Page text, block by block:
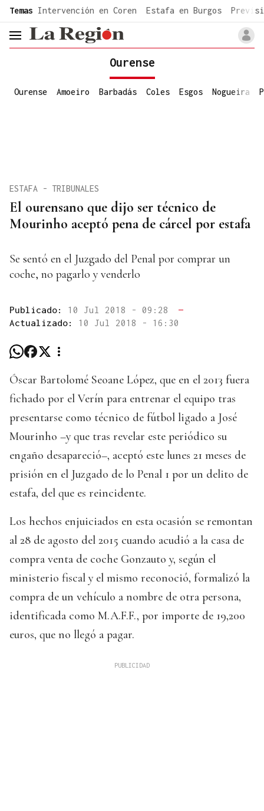
common.go-to-content
Temas Intervención en Coren Estafa en Burgos
header.menu.open
Ourense
Ourense Amoeiro Barbadás Coles Esgos Nogueira
El ourensano que dijo ser técnico de
Mourinho aceptó pena de cárcel por estafa
ESTAFA - TRIBUNALES
Se sentó en el Juzgado del Penal por comprar un
coche, no pagarlo y venderlo
Publicado: 10 Jul 2018 - 09:28
—
Actualizado: 10 Jul 2018 - 16:30
Óscar Bartolomé Seoane López, que en el 2013 fuera
fichado por el Verín para entrenar el equipo tras
presentarse como técnico de fútbol ligado a José
Mourinho –y que tras revelar este periódico su
engaño desapareció–, aceptó este lunes 21 meses de
prisión en el Juzgado de lo Penal 1 por un delito de
estafa, del que es reincidente.
Los hechos enjuiciados en esta ocasión se remontan
al 28 de agosto del 2015 cuando acudió a la casa de
compra venta de coche Gonzauto y, según el
ministerio fiscal y el mismo reconoció, formalizó la
compra de un vehículo a nombre de otra persona,
identificada como M.A.F.F., por importe de 19,200
euros, que no llegó a pagar.